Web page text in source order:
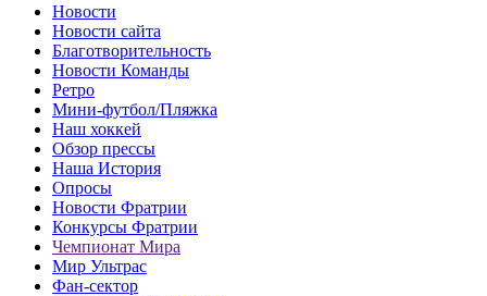
Новости
Новости сайта
Благотворительность
Новости Команды
Ретро
Мини-футбол/Пляжка
Наш хоккей
Обзор прессы
Наша История
Опросы
Новости Фратрии
Конкурсы Фратрии
Чемпионат Мира
Мир Ультрас
Фан-cектор